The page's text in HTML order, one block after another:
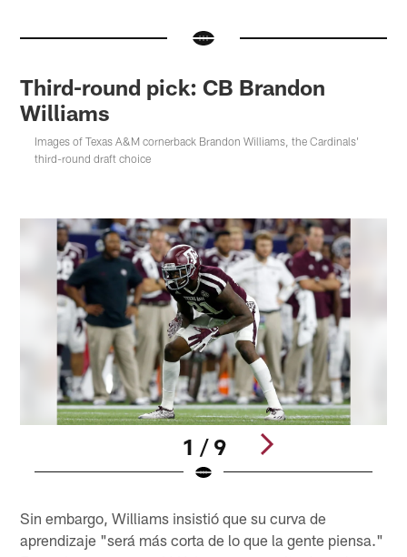
Third-round pick: CB Brandon
Williams
Images of Texas A&M cornerback Brandon Williams, the Cardinals'
third-round draft choice
1 / 9
Sin embargo, Williams insistió que su curva de
aprendizaje "será más corta de lo que la gente piensa."